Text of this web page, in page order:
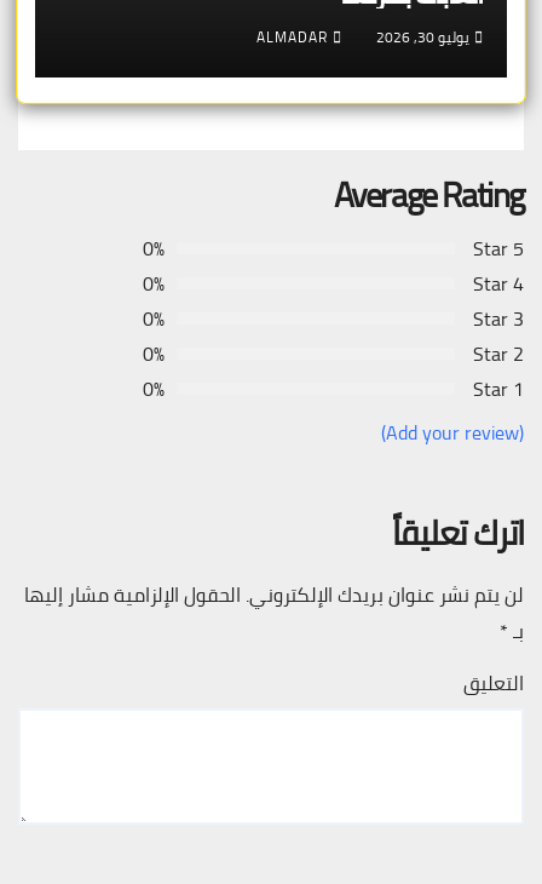
يوليو 30, 2026 ALMADAR
Average Rating
5 Star
0%
4 Star
0%
3 Star
0%
2 Star
0%
1 Star
0%
(Add your review)
اترك تعليقاً
لن يتم نشر عنوان بريدك الإلكتروني. الحقول الإلزامية مشار إليها
بـ*
التعليق